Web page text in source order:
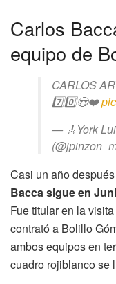
Carlos
equipo de
CARLOS
7️⃣0️⃣😍❤️
— 🎸York
Casi un año
Bacca sigue en
Fue titular en la
contrató a Bolillo
ambos equipos en
cuadro rojiblanco se